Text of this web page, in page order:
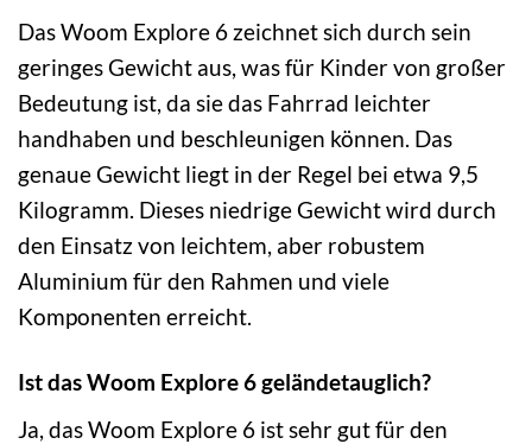
Das Woom Explore 6 zeichnet sich durch sein
geringes Gewicht aus, was für Kinder von großer
Bedeutung ist, da sie das Fahrrad leichter
handhaben und beschleunigen können. Das
genaue Gewicht liegt in der Regel bei etwa 9,5
Kilogramm. Dieses niedrige Gewicht wird durch
den Einsatz von leichtem, aber robustem
Aluminium für den Rahmen und viele
Komponenten erreicht.
Ist das Woom Explore 6 geländetauglich?
Ja, das Woom Explore 6 ist sehr gut für den